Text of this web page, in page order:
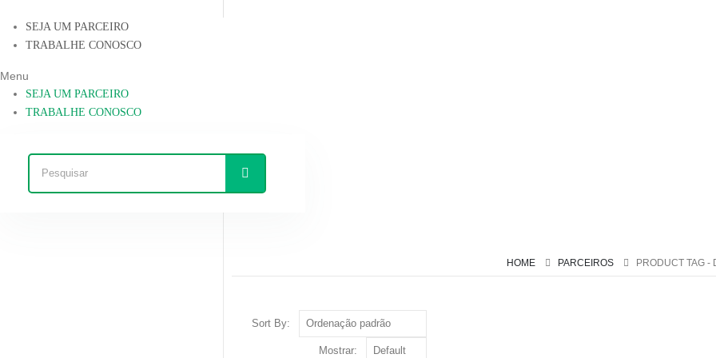
SEJA UM PARCEIRO
TRABALHE CONOSCO
Menu
SEJA UM PARCEIRO
TRABALHE CONOSCO
HOME PARCEIROS PRODUCT TAG -
Sort By:
Mostrar: